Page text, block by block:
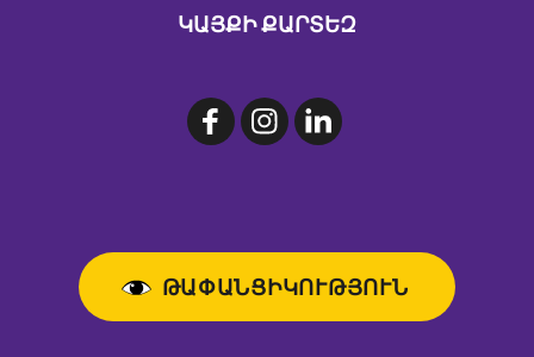
ԿԱՅՔԻ ՔԱՐՏԵԶ
ԹԱՓԱՆՑԻԿՈՒԹՅՈՒՆ